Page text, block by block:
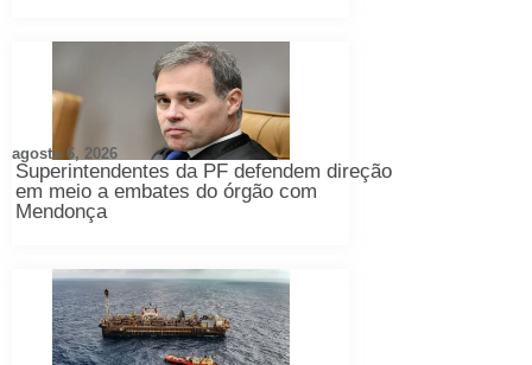
Superintendentes da PF defendem direção
em meio a embates do órgão com
Mendonça
agosto 6, 2026